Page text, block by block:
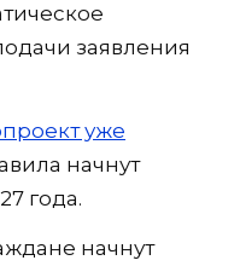
заявления
уже
начнут
года.
начнут